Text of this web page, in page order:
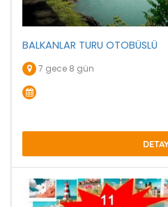
BALKANLAR TURU OTOBÜSLÜ
7 gece 8 gün